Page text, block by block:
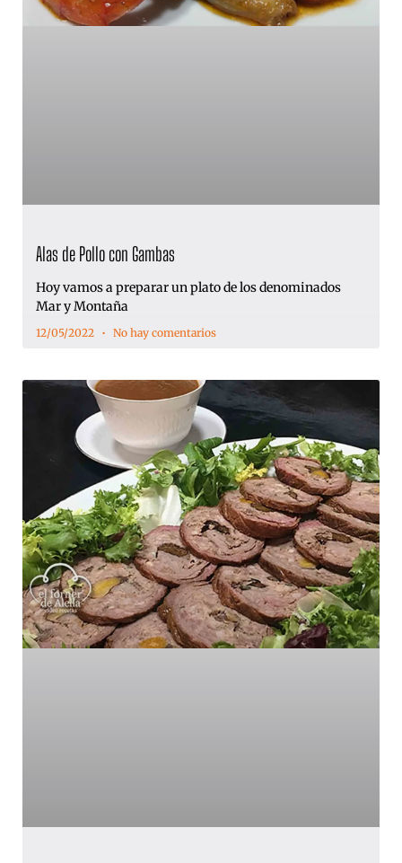
Alas de Pollo con Gambas
Hoy vamos a preparar un plato de los denominados
Mar y Montaña
12/05/2022 No hay comentarios